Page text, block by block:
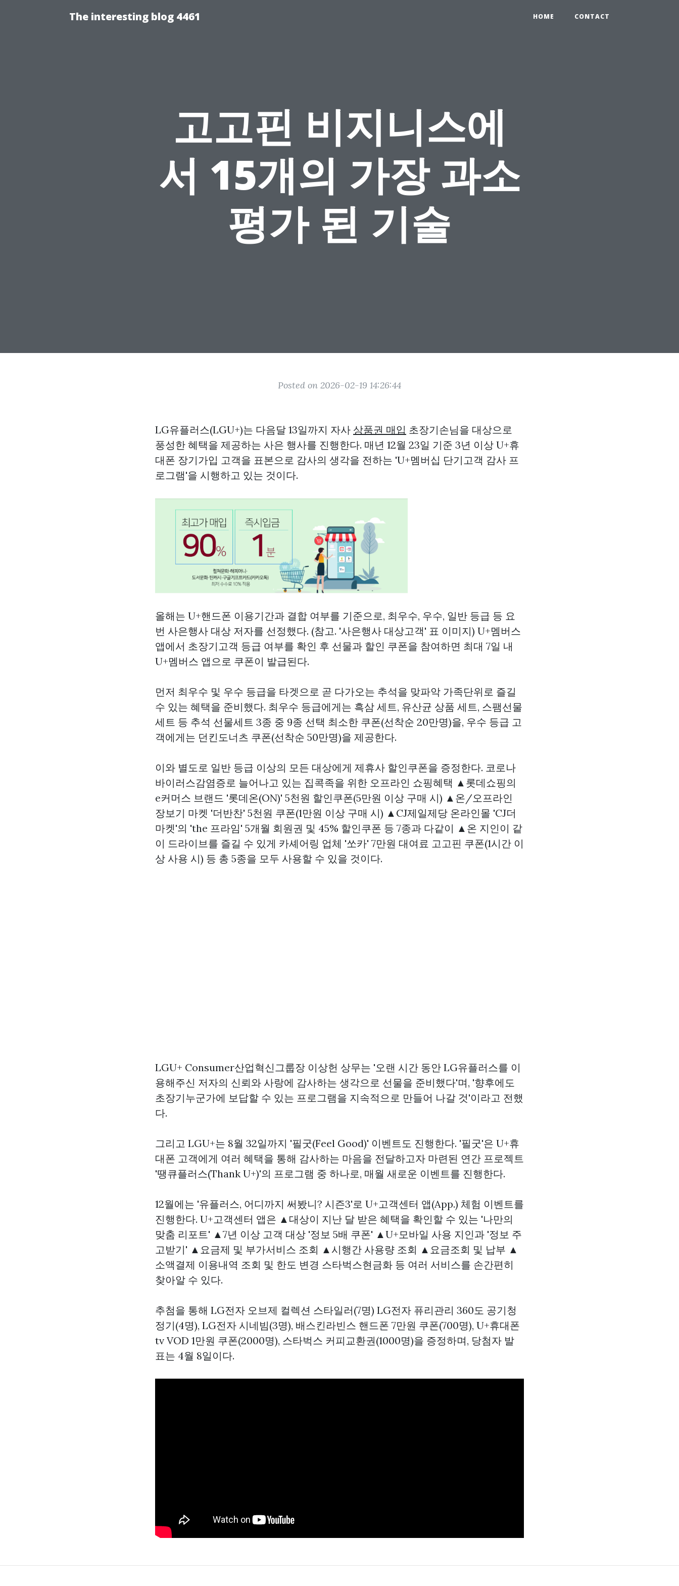
The interesting blog 4461 HOME CONTACT
고고핀 비지니스에
서 15개의 가장 과소
평가 된 기술
Posted on 2026-02-19 14:26:44
LG유플러스(LGU+)는 다음달 13일까지 자사 상품권 매입 초장기손님을 대상으로
풍성한 혜택을 제공하는 사은 행사를 진행한다. 매년 12월 23일 기준 3년 이상 U+휴
대폰 장기가입 고객을 표본으로 감사의 생각을 전하는 'U+멤버십 단기고객 감사 프
로그램'을 시행하고 있는 것이다.
올해는 U+핸드폰 이용기간과 결합 여부를 기준으로, 최우수, 우수, 일반 등급 등 요
번 사은행사 대상 저자를 선정했다. (참고. '사은행사 대상고객' 표 이미지) U+멤버스
앱에서 초장기고객 등급 여부를 확인 후 선물과 할인 쿠폰을 참여하면 최대 7일 내
U+멤버스 앱으로 쿠폰이 발급된다.
먼저 최우수 및 우수 등급을 타겟으로 곧 다가오는 추석을 맞파악 가족단위로 즐길
수 있는 혜택을 준비했다. 최우수 등급에게는 흑삼 세트, 유산균 상품 세트, 스팸선물
세트 등 추석 선물세트 3종 중 9종 선택 최소한 쿠폰(선착순 20만명)을, 우수 등급 고
객에게는 던킨도너츠 쿠폰(선착순 50만명)을 제공한다.
이와 별도로 일반 등급 이상의 모든 대상에게 제휴사 할인쿠폰을 증정한다. 코로나
바이러스감염증로 늘어나고 있는 집콕족을 위한 오프라인 쇼핑혜택 ▲롯데쇼핑의
e커머스 브랜드 '롯데온(ON)' 5천원 할인쿠폰(5만원 이상 구매 시) ▲온/오프라인
장보기 마켓 '더반찬' 5천원 쿠폰(1만원 이상 구매 시) ▲CJ제일제당 온라인몰 'CJ더
마켓'의 'the 프라임' 5개월 회원권 및 45% 할인쿠폰 등 7종과 다같이 ▲온 지인이 같
이 드라이브를 즐길 수 있게 카셰어링 업체 '쏘카' 7만원 대여료 고고핀 쿠폰(1시간 이
상 사용 시) 등 총 5종을 모두 사용할 수 있을 것이다.
LGU+ Consumer산업혁신그룹장 이상헌 상무는 '오랜 시간 동안 LG유플러스를 이
용해주신 저자의 신뢰와 사랑에 감사하는 생각으로 선물을 준비했다'며, '향후에도
초장기누군가에 보답할 수 있는 프로그램을 지속적으로 만들어 나갈 것'이라고 전했
다.
그리고 LGU+는 8월 32일까지 '필굿(Feel Good)' 이벤트도 진행한다. '필굿'은 U+휴
대폰 고객에게 여러 혜택을 통해 감사하는 마음을 전달하고자 마련된 연간 프로젝트
'땡큐플러스(Thank U+)'의 프로그램 중 하나로, 매월 새로운 이벤트를 진행한다.
12월에는 '유플러스, 어디까지 써봤니? 시즌3'로 U+고객센터 앱(App.) 체험 이벤트를
진행한다. U+고객센터 앱은 ▲대상이 지난 달 받은 혜택을 확인할 수 있는 '나만의
맞춤 리포트' ▲7년 이상 고객 대상 '정보 5배 쿠폰' ▲U+모바일 사용 지인과 '정보 주
고받기' ▲요금제 및 부가서비스 조회 ▲시행간 사용량 조회 ▲요금조회 및 납부 ▲
소액결제 이용내역 조회 및 한도 변경 스타벅스현금화 등 여러 서비스를 손간편히
찾아알 수 있다.
추첨을 통해 LG전자 오브제 컬렉션 스타일러(7명) LG전자 퓨리관리 360도 공기청
정기(4명), LG전자 시네빔(3명), 배스킨라빈스 핸드폰 7만원 쿠폰(700명), U+휴대폰
tv VOD 1만원 쿠폰(2000명), 스타벅스 커피교환권(1000명)을 증정하며, 당첨자 발
표는 4월 8일이다.